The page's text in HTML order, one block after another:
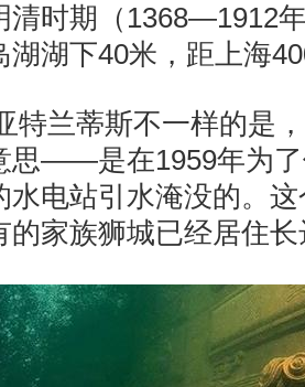
清时期（1368—1912
湖湖下40米，距上海
特兰蒂斯不一样的是
思——是在1959年为
水电站引水淹没的。
的家族狮城已经居住